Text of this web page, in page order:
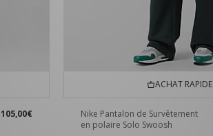
105,00€
ACHAT RAPIDE
Nike Pantalon de Survêtement
en polaire Solo Swoosh